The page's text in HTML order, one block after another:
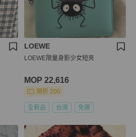
LOEWE
LOEWE限量身影少女短夾
MOP 22,616
現折 200
全新品 台灣 免運